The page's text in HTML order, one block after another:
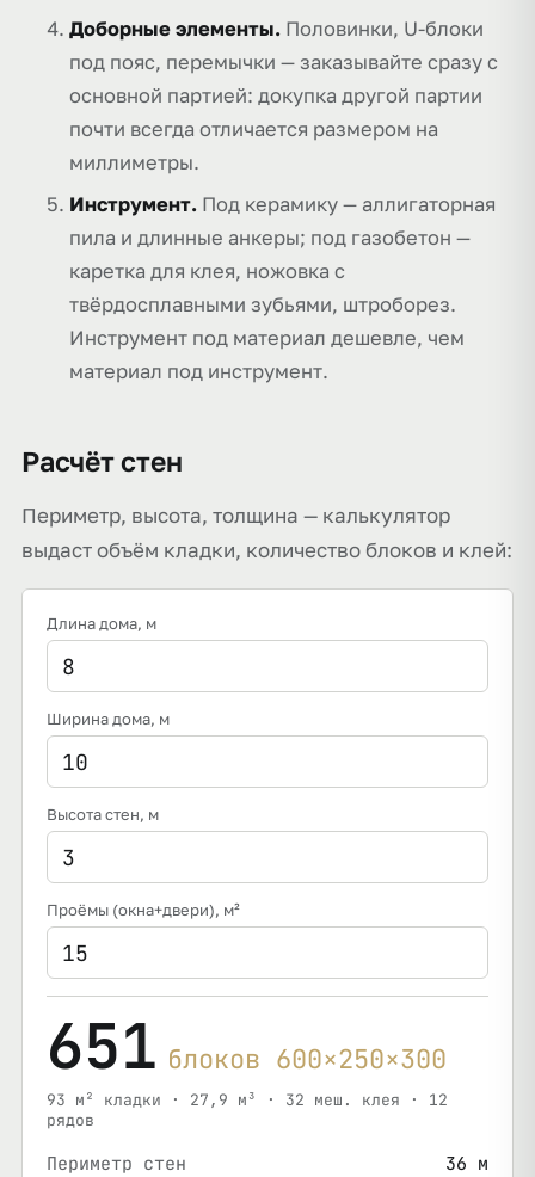
Доборные элементы. Половинки, U-блоки
под пояс, перемычки — заказывайте сразу с
основной партией: докупка другой партии
почти всегда отличается размером на
миллиметры.
Инструмент. Под керамику — аллигаторная
пила и длинные анкеры; под газобетон —
каретка для клея, ножовка с
твёрдосплавными зубьями, штроборез.
Инструмент под материал дешевле, чем
материал под инструмент.
Расчёт стен
Периметр, высота, толщина — калькулятор
выдаст объём кладки, количество блоков и клей:
Длина дома, м
Ширина дома, м
Высота стен, м
Проёмы (окна+двери), м²
651 блоков 600×250×300
93 м² кладки · 27,9 м³ · 32 меш. клея · 12
рядов
Периметр стен
36 м